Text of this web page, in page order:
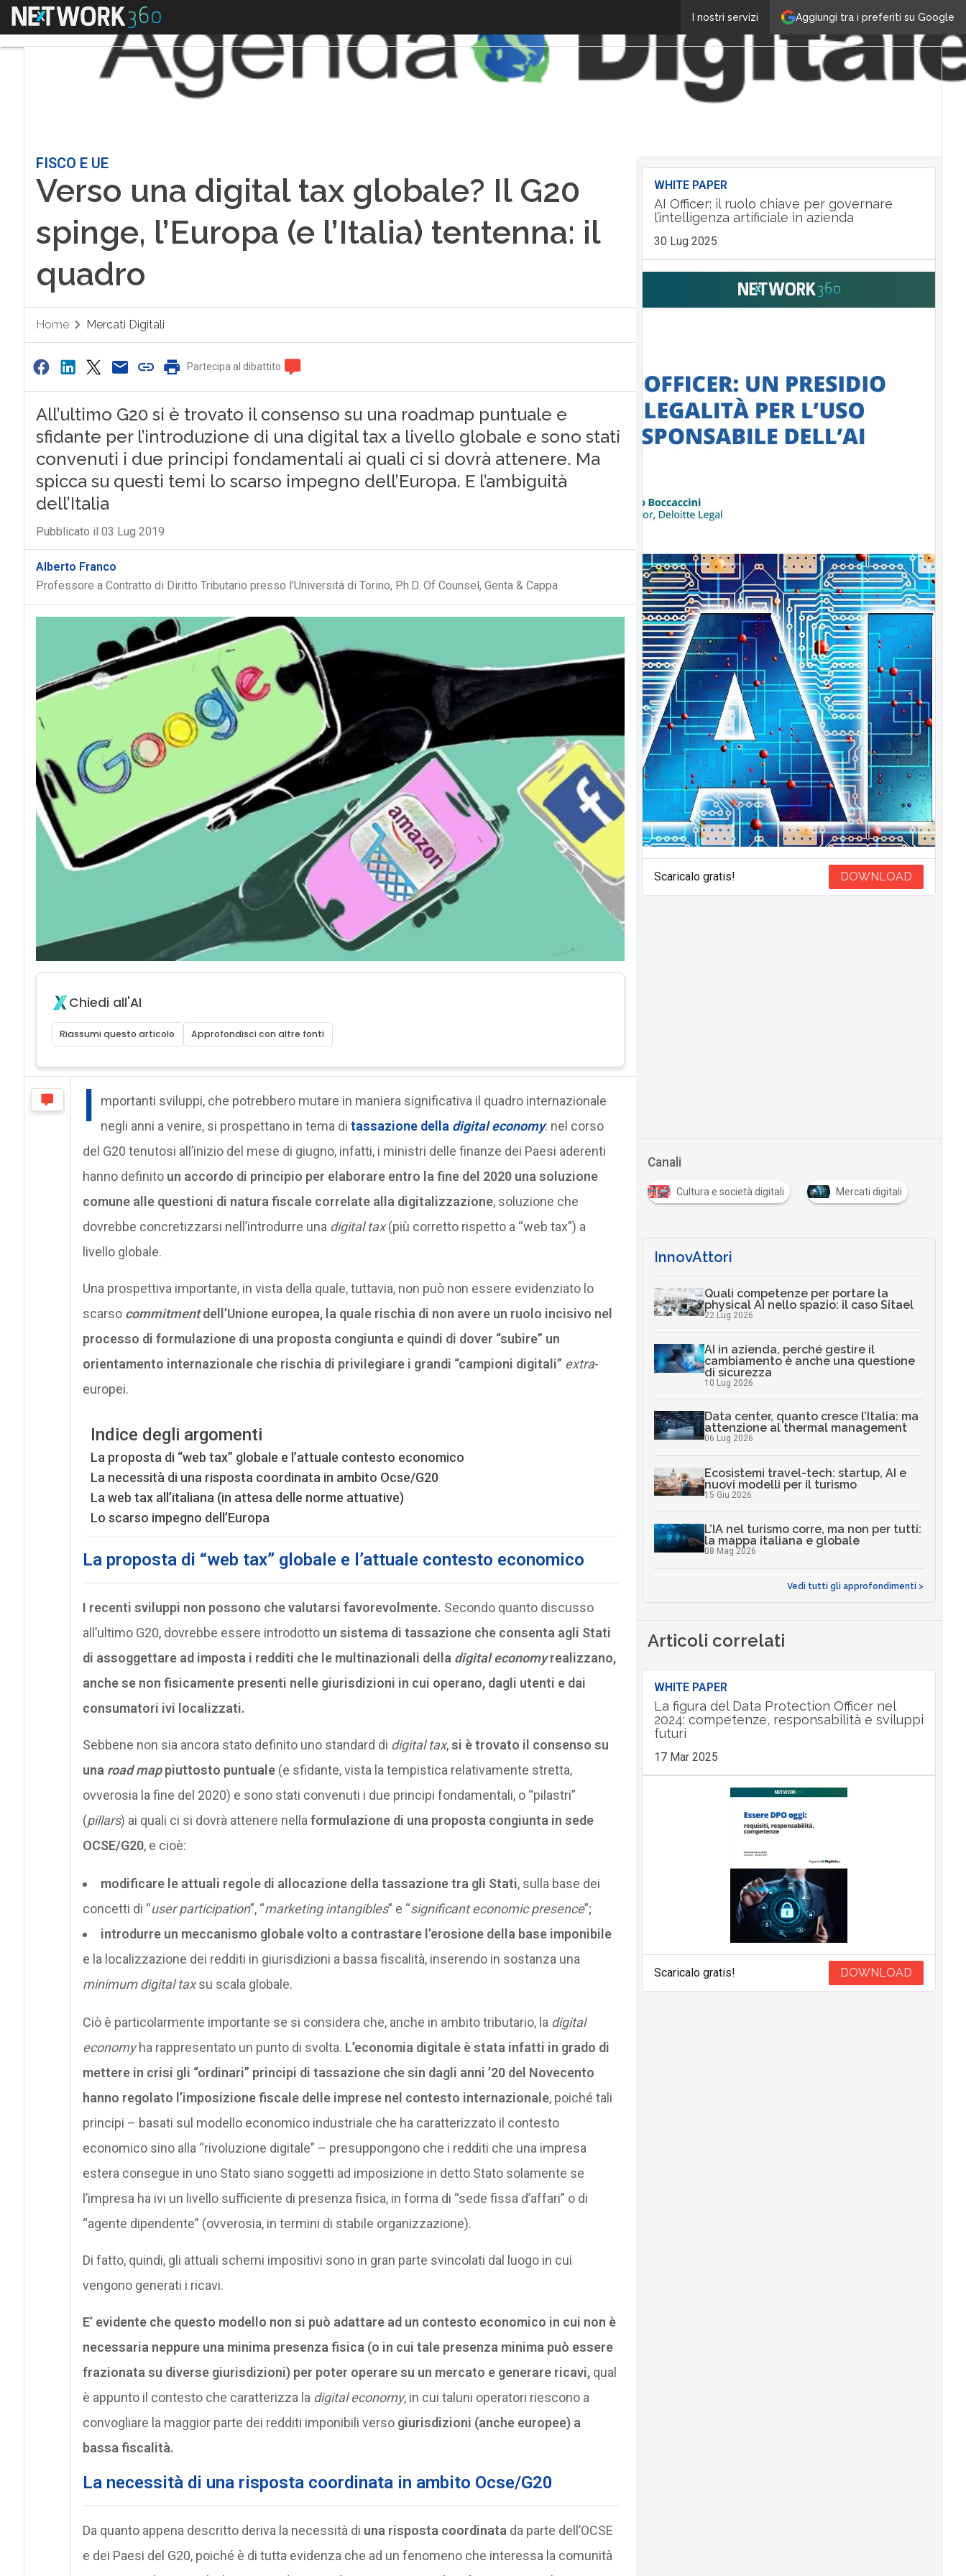
Aggiungi tra i preferiti su Google
I nostri servizi
Menu
FISCO E UE
Verso una digital tax globale? Il G20
spinge, l’Europa (e l’Italia) tentenna: il
quadro
Home Mercati Digitali
Partecipa al dibattito
All’ultimo G20 si è trovato il consenso su una roadmap puntuale e
sfidante per l’introduzione di una digital tax a livello globale e sono stati
convenuti i due principi fondamentali ai quali ci si dovrà attenere. Ma
spicca su questi temi lo scarso impegno dell’Europa. E l’ambiguità
dell’Italia
Pubblicato il 03 Lug 2019
Alberto Franco
Professore a Contratto di Diritto Tributario presso l’Università di Torino, Ph.D. Of Counsel, Genta & Cappa
Chiedi all'AI
Riassumi questo articolo Approfondisci con altre fonti
I
mportanti sviluppi, che potrebbero mutare in maniera significativa il quadro internazionale
negli anni a venire, si prospettano in tema di tassazione della digital economy: nel corso
del G20 tenutosi all’inizio del mese di giugno, infatti, i ministri delle finanze dei Paesi aderenti
hanno definito un accordo di principio per elaborare entro la fine del 2020 una soluzione
comune alle questioni di natura fiscale correlate alla digitalizzazione, soluzione che
dovrebbe concretizzarsi nell’introdurre una digital tax(più corretto rispetto a “web tax”) a
livello globale.
Una prospettiva importante, in vista della quale, tuttavia, non può non essere evidenziato lo
scarso commitmentdell’Unione europea, la quale rischia di non avere un ruolo incisivo nel
processo di formulazione di una proposta congiunta e quindi di dover “subire” un
orientamento internazionale che rischia di privilegiare i grandi “campioni digitali” extra-
europei.
Indice degli argomenti
La proposta di “web tax” globale e l’attuale contesto economico
La necessità di una risposta coordinata in ambito Ocse/G20
La web tax all’italiana (in attesa delle norme attuative)
Lo scarso impegno dell’Europa
La proposta di “web tax” globale e l’attuale contesto economico
I recenti sviluppi non possono che valutarsi favorevolmente. Secondo quanto discusso
all’ultimo G20, dovrebbe essere introdottoun sistema di tassazione che consenta agli Stati
di assoggettare ad imposta i redditi che le multinazionali della digital economyrealizzano,
anche se non fisicamente presenti nelle giurisdizioni in cui operano, dagli utenti e dai
consumatori ivi localizzati.
Sebbene non sia ancora stato definito uno standard di digital tax,si è trovato il consenso su
una road mappiuttosto puntuale(e sfidante, vista la tempistica relativamente stretta,
ovverosia la fine del 2020) e sono stati convenuti i due principi fondamentali, o “pilastri”
(pillars) ai quali ci si dovrà attenere nella formulazione di una proposta congiunta in sede
OCSE/G20, e cioè:
modificare le attuali regole di allocazione della tassazione tra gli Stati, sulla base dei
concetti di “user participation”, “marketing intangibles” e “significant economic presence”;
introdurre un meccanismo globale volto a contrastare l’erosione della base imponibile
e la localizzazione dei redditi in giurisdizioni a bassa fiscalità, inserendo in sostanza una
minimum digital taxsu scala globale.
Ciò è particolarmente importante se si considera che, anche in ambito tributario, la digital
economyha rappresentato un punto di svolta. L’economia digitale è stata infatti in grado di
mettere in crisi gli “ordinari” principi di tassazione che sin dagli anni ’20 del Novecento
hanno regolato l’imposizione fiscale delle imprese nel contesto internazionale, poiché tali
principi – basati sul modello economico industriale che ha caratterizzato il contesto
economico sino alla “rivoluzione digitale” – presuppongono che i redditi che una impresa
estera consegue in uno Stato siano soggetti ad imposizione in detto Stato solamente se
l’impresa ha ivi un livello sufficiente di presenza fisica, in forma di “sede fissa d’affari” o di
“agente dipendente” (ovverosia, in termini di stabile organizzazione).
Di fatto, quindi, gli attuali schemi impositivi sono in gran parte svincolati dal luogo in cui
vengono generati i ricavi.
E’ evidente che questo modello non si può adattare ad un contesto economico in cui non è
necessaria neppure una minima presenza fisica (o in cui tale presenza minima può essere
frazionata su diverse giurisdizioni) per poter operare su un mercato e generare ricavi,qual
è appunto il contesto che caratterizza la digital economy, in cui taluni operatori riescono a
convogliare la maggior parte dei redditi imponibili verso giurisdizioni (anche europee) a
bassa fiscalità.
La necessità di una risposta coordinata in ambito Ocse/G20
Da quanto appena descritto deriva la necessità di una risposta coordinata da parte dell’OCSE
e dei Paesi del G20, poiché è di tutta evidenza che ad un fenomeno che interessa la comunità
WHITE PAPER
AI Officer: il ruolo chiave per governare
l’intelligenza artificiale in azienda
30 Lug 2025
Scaricalo gratis! DOWNLOAD
Canali
Cultura e società digitali Mercati digitali
InnovAttori
Quali competenze per portare la
physical AI nello spazio: il caso Sitael
22 Lug 2026
AI in azienda, perché gestire il
cambiamento è anche una questione
di sicurezza
10 Lug 2026
Data center, quanto cresce l’Italia: ma
attenzione al thermal management
06 Lug 2026
Ecosistemi travel-tech: startup, AI e
nuovi modelli per il turismo
15 Giu 2026
L’IA nel turismo corre, ma non per tutti:
la mappa italiana e globale
08 Mag 2026
Vedi tutti gli approfondimenti >
Articoli correlati
WHITE PAPER
La figura del Data Protection Officer nel
2024: competenze, responsabilità e sviluppi
futuri
17 Mar 2025
Scaricalo gratis! DOWNLOAD